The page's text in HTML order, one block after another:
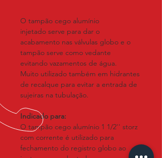
O tampão cego alumínio
injetado serve para dar o
acabamento nas válvulas globo e o
tampão serve como vedante
evitando vazamentos de água.
Muito utilizado também em hidrantes
de recalque para evitar a entrada de
sujeiras na tubulação.
Indicado para:
O tampão cego alumínio 1 1/2'' storz
com corrente é utilizado para
fechamento do registro globo ao